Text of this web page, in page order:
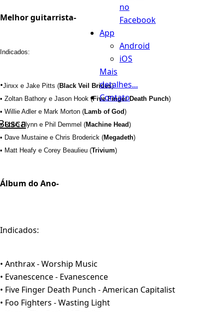
no
Facebook
App
Android
iOS
Mais
detalhes...
Contato
Melhor guitarrista-
Indicados:
•Jinxx e Jake Pitts (Black Veil Brides)
• Zoltan Bathory e Jason Hook (Five Finger Death Punch)
• Willie Adler e Mark Morton (Lamb of God)
• Robb Flynn e Phil Demmel (Machine Head)
• Dave Mustaine e Chris Broderick (Megadeth)
• Matt Heafy e Corey Beaulieu (Trivium)
Álbum do Ano-
Indicados:
• Anthrax - Worship Music
• Evanescence - Evanescence
• Five Finger Death Punch - American Capitalist
• Foo Fighters - Wasting Light